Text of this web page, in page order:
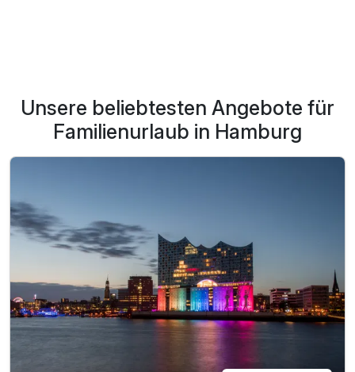
Unsere beliebtesten Angebote für
Familienurlaub in Hamburg